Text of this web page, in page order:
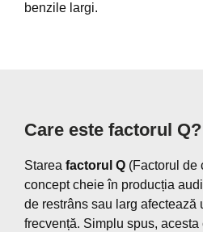
benzile largi.
Care este factorul Q?
Starea factorul Q (Factorul de
concept cheie în producția
de restrâns sau larg afectează
frecvență. Simplu spus, acesta